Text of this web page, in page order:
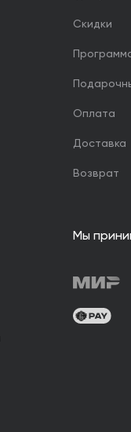
Скидки
Оплата
Доставка
Возврат
Мы